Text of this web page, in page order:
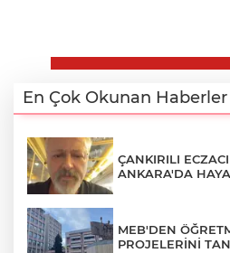
En Çok Okunan Haberler
ÇANKIRILI
ANKARA'DA
MEB'DEN
PROJELERİNİ